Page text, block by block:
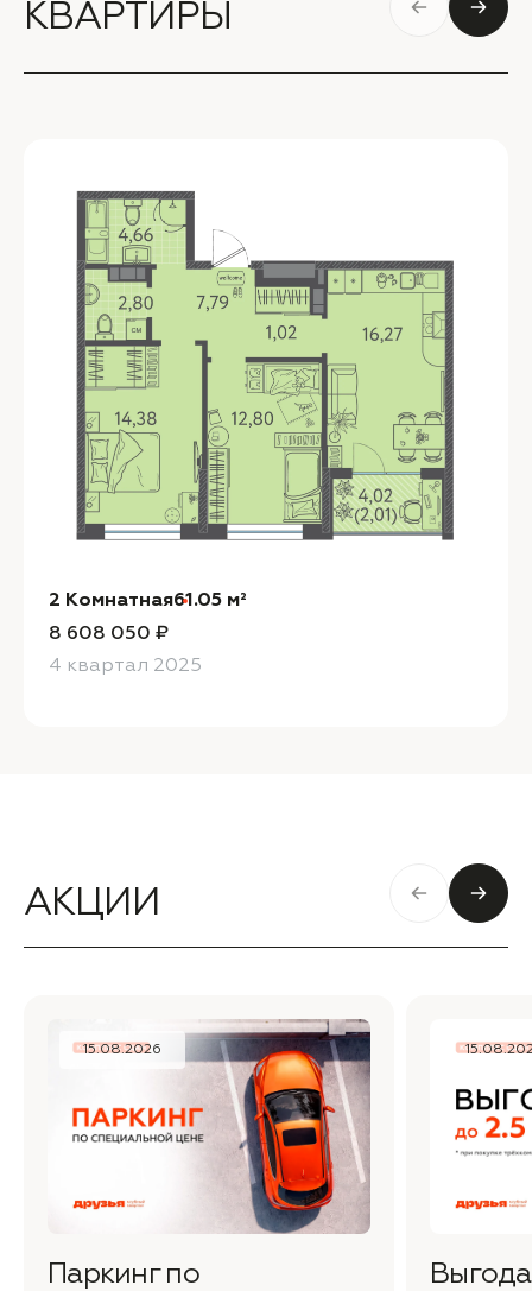
КВАРТИРЫ
2 Комнатная61.05 м²
8 608 050 ₽
4 квартал 2025
АКЦИИ
15.08.2026
Паркинг по